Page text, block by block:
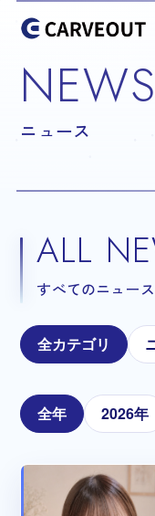
NEWS
ニュース
ALL
すべてのニュース
全カテゴリ
全年 2026年